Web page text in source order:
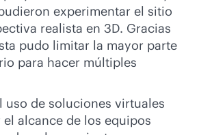
experimentar el sitio
realista en 3D. Gracias
pudo limitar la mayor parte
para hacer múltiples
uso de soluciones virtuales
alcance de los equipos